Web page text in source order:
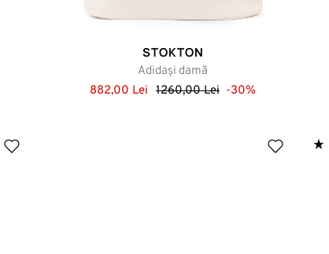
STOKTON
Adidași damă
882,00 Lei 1260,00 Lei -30%